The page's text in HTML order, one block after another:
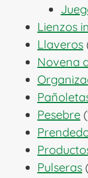
Lienzos
Llaveros
Novena
Pesebre
Pulseras